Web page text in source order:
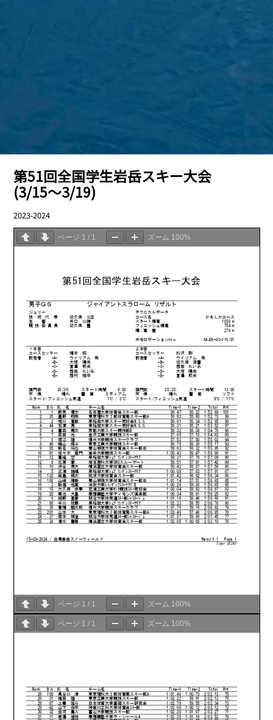
第51回全国学生岩岳スキー大会
(3/15〜3/19)
2023-2024
ページ 1 / 1 ズーム 100%
ページ 1 / 1 ズーム 100%
ページ 1 / 1 ズーム 100%